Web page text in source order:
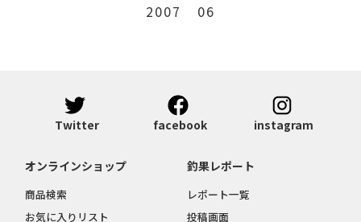
2007
06
Twitter facebook instagram
オンラインショップ
商品検索
お気に入りリスト
釣果レポート
レポート一覧
投稿画面